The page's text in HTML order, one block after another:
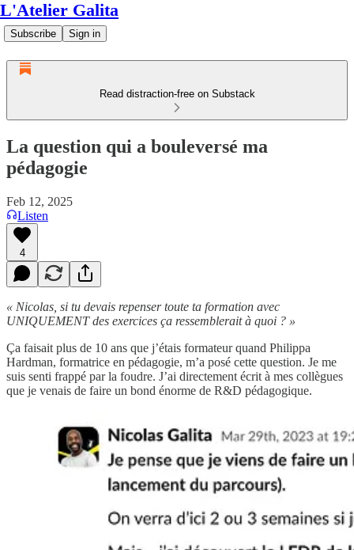
L'Atelier Galita
Subscribe Sign in
Read distraction-free on Substack
La question qui a bouleversé ma
pédagogie
Feb 12, 2025
Listen
4
« Nicolas, si tu devais repenser toute ta formation avec
UNIQUEMENT des exercices ça ressemblerait à quoi ? »
Ça faisait plus de 10 ans que j’étais formateur quand Philippa
Hardman, formatrice en pédagogie, m’a posé cette question. Je me
suis senti frappé par la foudre. J’ai directement écrit à mes collègues
que je venais de faire un bond énorme de R&D pédagogique.